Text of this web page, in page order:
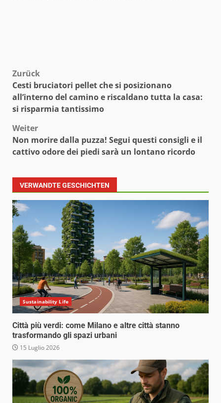
Beitragsnavigation
Zurück
Cesti bruciatori pellet che si posizionano
all’interno del camino e riscaldano tutta la casa:
si risparmia tantissimo
Weiter
Non morire dalla puzza! Segui questi consigli e il
cattivo odore dei piedi sarà un lontano ricordo
VERWANDTE GESCHICHTEN
Sustainability Life
Città più verdi: come Milano e altre città stanno
trasformando gli spazi urbani
15 Luglio 2026